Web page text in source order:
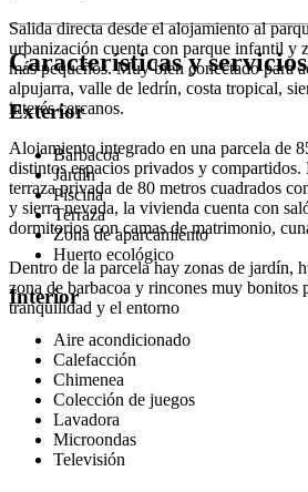
Salida directa desde el alojamiento al
urbanización cuenta con parque infantil y
más pequeños. Muy bien conectado para
alpujarra, valle de ledrín, costa tropical,
interés cercanos.
Alojamiento integrado en una parcela de
distintos espacios privados y
terraza privada de 80 metros cuadrados
y sierra nevada, la vivienda cuenta con
dormitorios con camas de matrimonio,
Dentro de la parcela hay zonas de jardín,
zona de barbacoa y rincones muy bonitos
tranquilidad y el entorno
Características y servicios
Exterior
Barbacoa
Jardín
Piscina
Terraza
Zona de aparcamiento
Huerto ecológico
Interior
Aire acondicionado
Calefacción
Chimenea
Colección de juegos
Lavadora
Microondas
Televisión